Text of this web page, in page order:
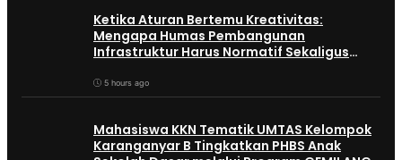
Ketika Aturan Bertemu Kreativitas:
Mengapa Humas Pembangunan
Infrastruktur Harus Normatif Sekaligus
5 hours ago
Mahasiswa KKN Tematik UMTAS Kelompok
Karanganyar B Tingkatkan PHBS Anak